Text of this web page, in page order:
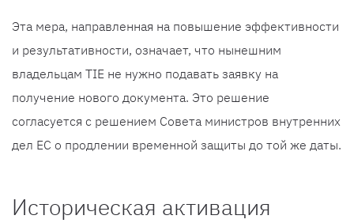
Эта мера, направленная на повышение эффективности
и результативности, означает, что нынешним
владельцам TIE не нужно подавать заявку на
получение нового документа. Это решение
согласуется с решением Совета министров внутренних
дел ЕС о продлении временной защиты до той же даты.
Историческая активация